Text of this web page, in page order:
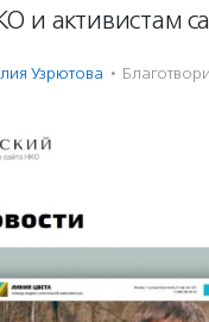
и активистам
Узрютова ·